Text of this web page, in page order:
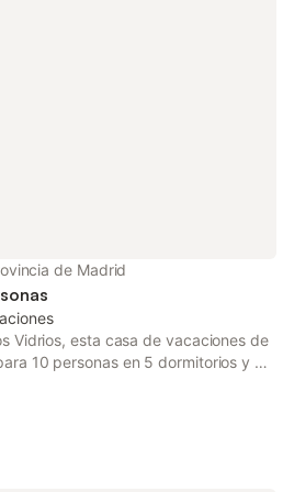
de Madrid
Vidrios, esta casa de vacaciones de
10 personas en 5 dormitorios y 3
con una distribución tradicional con
y chimenea, ofreciendo un espacio
que visitan la región de Madrid.